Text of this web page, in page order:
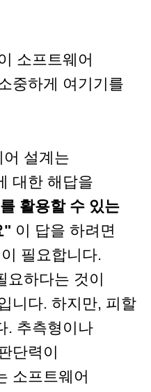
소프트웨어
중하게 여기기를
설계는
대한 해답을
활용할 수 있는
" 이 답을 하려면
필요합니다.
요하다는 것이
니다. 하지만, 피할
. 추측형이나
단력이
소프트웨어